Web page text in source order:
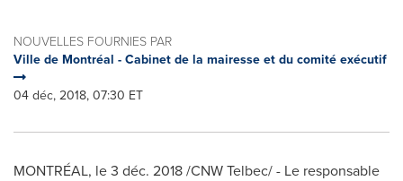
NOUVELLES FOURNIES PAR
Ville de Montréal - Cabinet de la mairesse et du comité exécutif
04 déc, 2018, 07:30 ET
MONTRÉAL, le 3 déc. 2018 /CNW Telbec/ - Le responsable